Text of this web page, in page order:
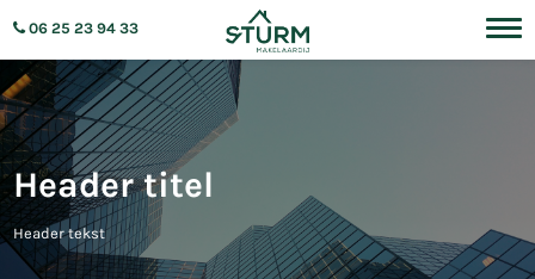
06 25 23 94 33
Header titel
Header tekst